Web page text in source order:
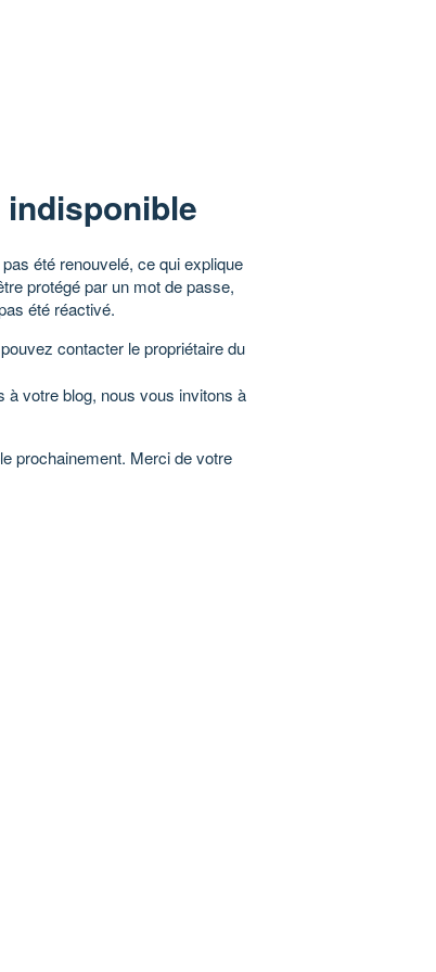
été renouvelé, ce qui explique
protégé par un mot de passe,
été réactivé.
contacter le propriétaire du
à votre blog, nous vous invitons à
prochainement. Merci de votre